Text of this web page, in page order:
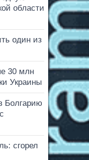
области
один из
30 млн
Украины
Болгарию
сгорел